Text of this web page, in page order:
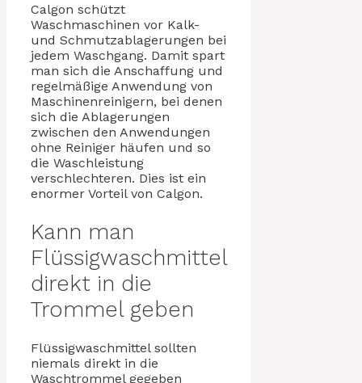
Calgon schützt
Waschmaschinen vor Kalk-
und Schmutzablagerungen bei
jedem Waschgang. Damit spart
man sich die Anschaffung und
regelmäßige Anwendung von
Maschinenreinigern, bei denen
sich die Ablagerungen
zwischen den Anwendungen
ohne Reiniger häufen und so
die Waschleistung
verschlechteren. Dies ist ein
enormer Vorteil von Calgon.
Kann man
Flüssigwaschmittel
direkt in die
Trommel geben
Flüssigwaschmittel sollten
niemals direkt in die
Waschtrommel gegeben